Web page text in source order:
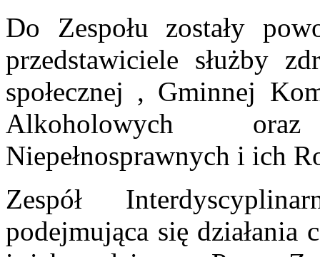
Do Zespołu zostały
przedstawiciele służby
społecznej , Gminnej
Alkoholowych
Niepełnosprawnych i ich
Zespół
podejmująca się działania